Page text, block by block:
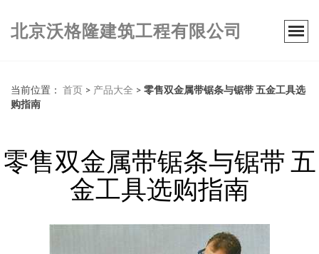
北京沃格隆建筑工程有限公司
当前位置： 首页 > 产品大全 > 零售双金属带锯条与锯带 五金工具选
购指南
零售双金属带锯条与锯带 五
金工具选购指南